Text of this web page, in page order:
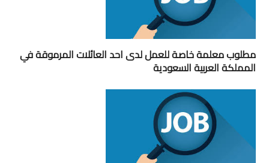
مطلوب معلمة خاصة للعمل لدى احد العائلات المرموقة في
المملكة العربية السعودية